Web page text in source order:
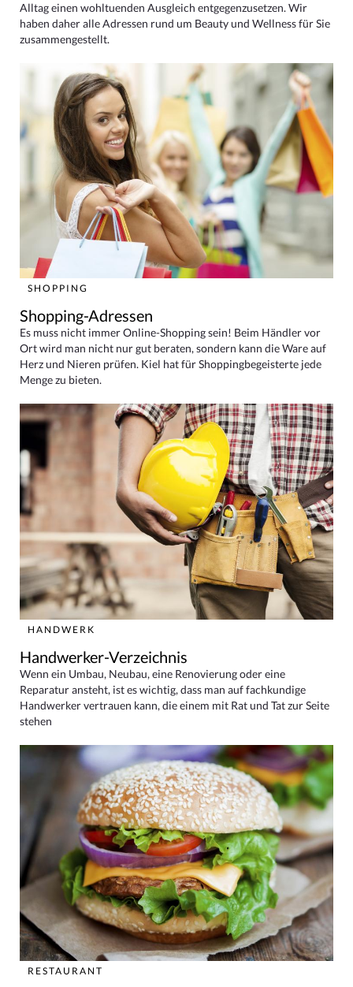
Alltag einen wohltuenden Ausgleich entgegenzusetzen. Wir
haben daher alle Adressen rund um Beauty und Wellness für Sie
zusammengestellt.
SHOPPING
Shopping-Adressen
Es muss nicht immer Online-Shopping sein! Beim Händler vor
Ort wird man nicht nur gut beraten, sondern kann die Ware auf
Herz und Nieren prüfen. Kiel hat für Shoppingbegeisterte jede
Menge zu bieten.
HANDWERK
Handwerker-Verzeichnis
Wenn ein Umbau, Neubau, eine Renovierung oder eine
Reparatur ansteht, ist es wichtig, dass man auf fachkundige
Handwerker vertrauen kann, die einem mit Rat und Tat zur Seite
stehen
RESTAURANT